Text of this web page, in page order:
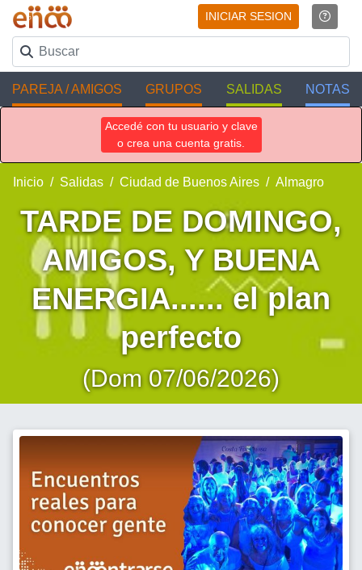
INICIAR SESION
PAREJA / AMIGOS GRUPOS SALIDAS NOTAS
Accedé con tu usuario y clave
o crea una cuenta gratis.
Inicio Salidas Ciudad de Buenos Aires Almagro
TARDE DE DOMINGO,
AMIGOS, Y BUENA
ENERGIA...... el plan
perfecto
(Dom 07/06/2026)